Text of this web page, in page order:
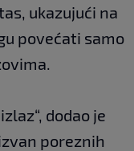
ukazujući na
povećati samo
dodao je
poreznih